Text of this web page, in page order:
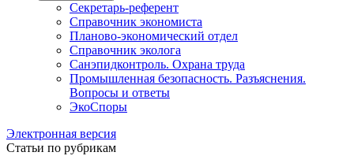
Секретарь-референт
Справочник экономиста
Планово-экономический отдел
Справочник эколога
Санэпидконтроль. Охрана труда
Промышленная безопасность. Разъяснения.
Вопросы и ответы
ЭкоСпоры
Электронная версия
Статьи по рубрикам